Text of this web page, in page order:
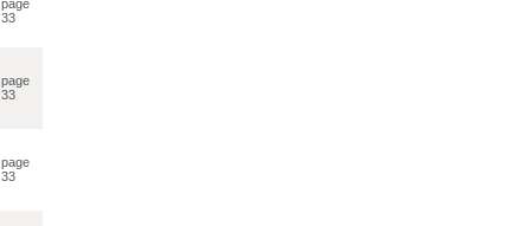
page
33
page
33
page
33